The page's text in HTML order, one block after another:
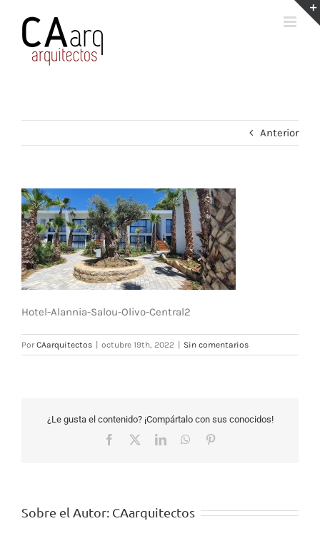
contenido
Anterior
Hotel-Alannia-Salou-Olivo-Central2
PorCAarquitectos octubre 19th, 2022 Sin comentarios
¿Le gusta el contenido? ¡Compártalo con sus conocidos!
Facebook LinkedInWhatsApp
Sobre el Autor: CAarquitectos